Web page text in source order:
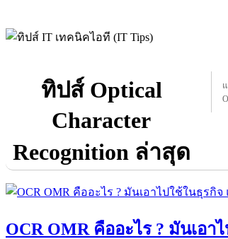
ทิปส์ Optical
Character
Recognition ล่าสุด
OCR OMR คืออะไร ? มันเอ